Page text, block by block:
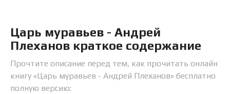
Царь муравьев - Андрей
Плеханов краткое содержание
Прочтите описание перед тем, как прочитать онлайн
книгу «Царь муравьев - Андрей Плеханов» бесплатно
полную версию: